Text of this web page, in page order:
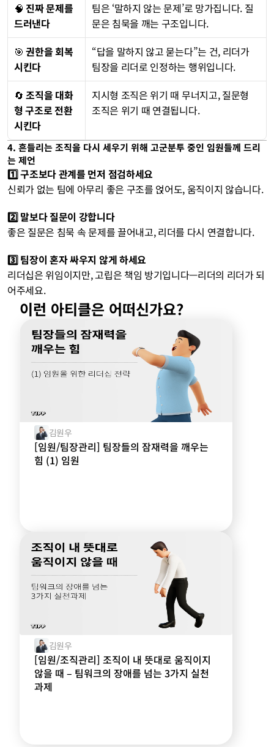
🧠 진짜 문제를
드러낸다
팀은 ‘말하지 않는 문제’로 망가집니다. 질
문은 침묵을 깨는 구조입니다.
🎯 권한을 회복
시킨다
“답을 말하지 않고 묻는다”는 건, 리더가
팀장을 리더로 인정하는 행위입니다.
🔄 조직을 대화
형 구조로 전환
시킨다
지시형 조직은 위기 때 무너지고, 질문형
조직은 위기 때 연결됩니다.
4. 흔들리는 조직을 다시 세우기 위해 고군분투 중인 임원들께 드리
는 제언
1️⃣ 구조보다 관계를 먼저 점검하세요
신뢰가 없는 팀에 아무리 좋은 구조를 얹어도, 움직이지 않습니다.
2️⃣ 말보다 질문이 강합니다
좋은 질문은 침묵 속 문제를 끌어내고, 리더를 다시 연결합니다.
3️⃣ 팀장이 혼자 싸우지 않게 하세요
리더십은 위임이지만, 고립은 책임 방기입니다—리더의 리더가 되
어주세요.
이런 아티클은 어떠신가요?
김원우
[임원/팀장관리] 팀장들의 잠재력을 깨우는
힘 (1) 임원
김원우
[임원/조직관리] 조직이 내 뜻대로 움직이지
않을 때 – 팀워크의 장애를 넘는 3가지 실천
과제